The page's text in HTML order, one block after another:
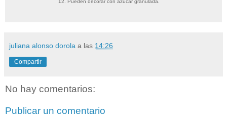
juliana alonso dorola a las 14:26
Compartir
No hay comentarios:
Publicar un comentario